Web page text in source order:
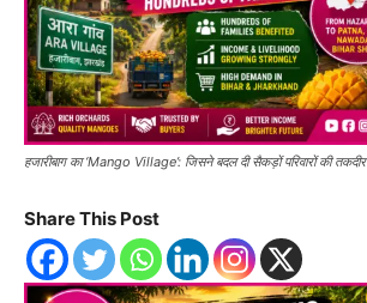
हजारीबाग का ‘Mango Village’: जिसने बदल दी सैकड़ों परिवारों की तकदीर
Share This Post